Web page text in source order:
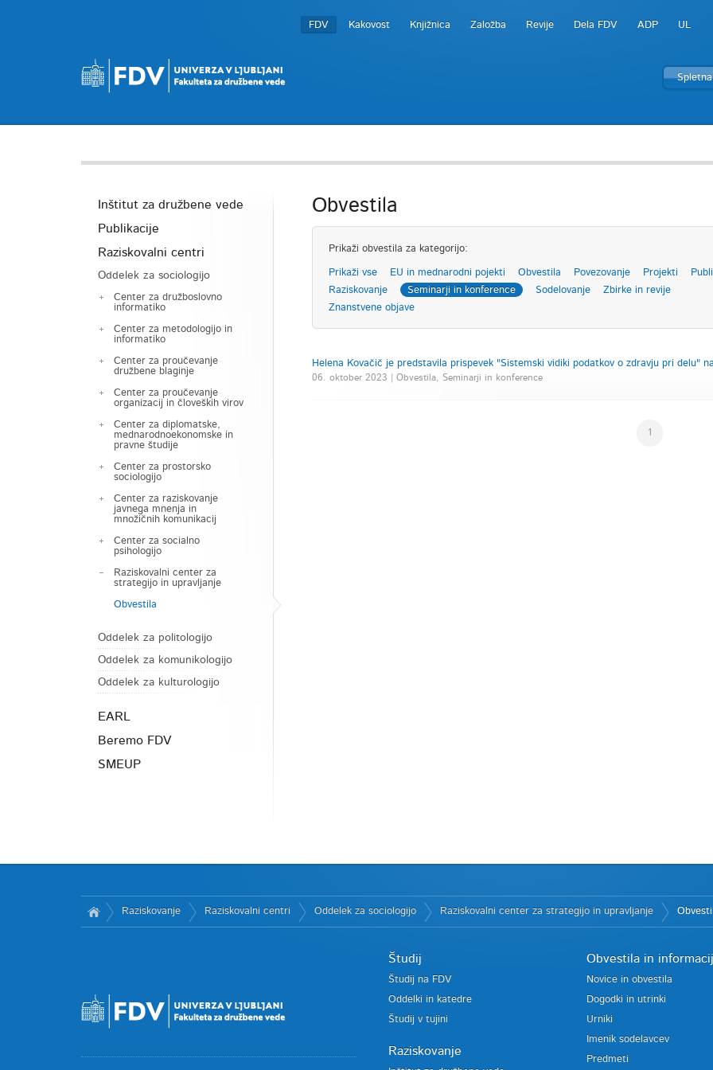
FDV Kakovost Knjižnica Založba Revije Dela FDV ADP UL
Inštitut za družbene vede
Publikacije
Raziskovalni centri
Oddelek za sociologijo
Center za družboslovno
informatiko
Center za metodologijo in
informatiko
Center za proučevanje
družbene blaginje
Center za proučevanje
organizacij in človeških virov
Center za diplomatske,
mednarodnoekonomske in
pravne študije
Center za prostorsko
sociologijo
Center za raziskovanje
javnega mnenja in
množičnih komunikacij
Center za socialno
psihologijo
Raziskovalni center za
strategijo in upravljanje
Obvestila
Oddelek za politologijo
Oddelek za komunikologijo
Oddelek za kulturologijo
EARL
Beremo FDV
SMEUP
Obvestila
Prikaži obvestila za kategorijo:
Prikaži vse EU in mednarodni pojekti Obvestila Povezovanje Projekti
Raziskovanje
Seminarji in konference Sodelovanje
Zbirke in revije
Znanstvene objave
Helena Kovačič je predstavila prispevek "Sistemski vidiki podatkov o zdravju pri delu"
06. oktober 2023 | Obvestila, Seminarji in konference
1
Raziskovanje Raziskovalni centri Oddelek za sociologijo Raziskovalni center za strategijo in upravljanje
Študij
Študij na FDV
Oddelki in katedre
Študij v tujini
Raziskovanje
Obvestila in
Novice in obvestila
Dogodki in utrinki
Urniki
Imenik sodelavcev
Predmeti